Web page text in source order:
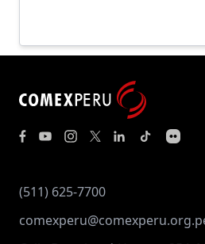
los principales motores de
(511) 625-7700